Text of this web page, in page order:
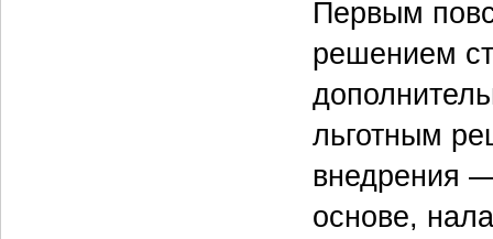
Первым
решением
льготным
внедрения —
основе,